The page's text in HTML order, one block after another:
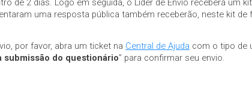
de 2 dias. Logo em seguida, o Líder de Envio receberá um
uma resposta pública também receberão, neste kit de
por favor, abra um ticket na Central de Ajuda com o tipo de
submissão do questionário” para confirmar seu envio.